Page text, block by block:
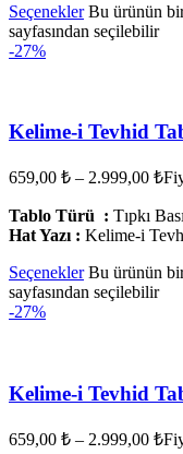
Seçenekler Bu ürünün
sayfasından seçilebilir
-27%
Kelime-i Tevhid
659,00 ₺ – 2.999,00 ₺
Tablo Türü : Tıpkı
Hat Yazı : Kelime-i
Seçenekler Bu ürünün
sayfasından seçilebilir
-27%
Kelime-i Tevhid
659,00 ₺ – 2.999,00 ₺